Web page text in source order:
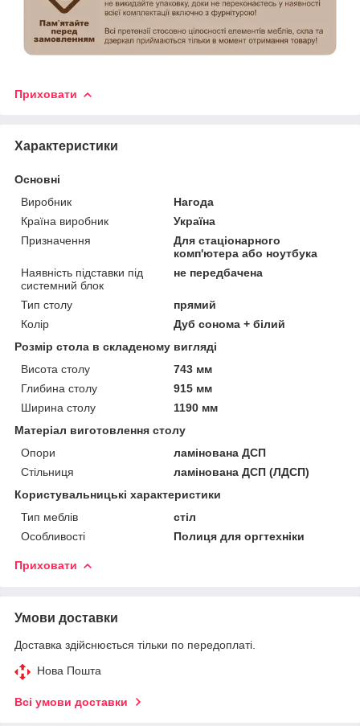
Приховати
Характеристики
Основні
Виробник
Нагода
Країна виробник
Україна
Призначення
Для стаціонарного
комп'ютера або ноутбука
Наявність підставки під
системний блок
не передбачена
Тип столу
прямий
Колір
Дуб сонома + білий
Розмір стола в складеному вигляді
Висота столу
743 мм
Глибина столу
915 мм
Ширина столу
1190 мм
Матеріал виготовлення столу
Опори
ламінована ДСП
Стільниця
ламінована ДСП (ЛДСП)
Користувальницькі характеристики
Тип меблів
стіл
Особливості
Полиця для оргтехніки
Приховати
Умови доставки
Доставка здійснюється тільки по передоплаті.
Нова Пошта
Всі умови доставки